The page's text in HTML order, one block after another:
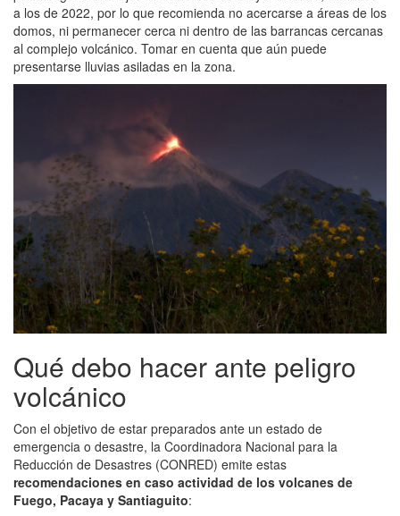
a los de 2022, por lo que recomienda no acercarse a áreas de los
domos, ni permanecer cerca ni dentro de las barrancas cercanas
al complejo volcánico. Tomar en cuenta que aún puede
presentarse lluvias asiladas en la zona.
Qué debo hacer ante peligro
volcánico
Con el objetivo de estar preparados ante un estado de
emergencia o desastre, la Coordinadora Nacional para la
Reducción de Desastres (CONRED) emite estas
recomendaciones en caso actividad de los volcanes de
Fuego, Pacaya y Santiaguito: